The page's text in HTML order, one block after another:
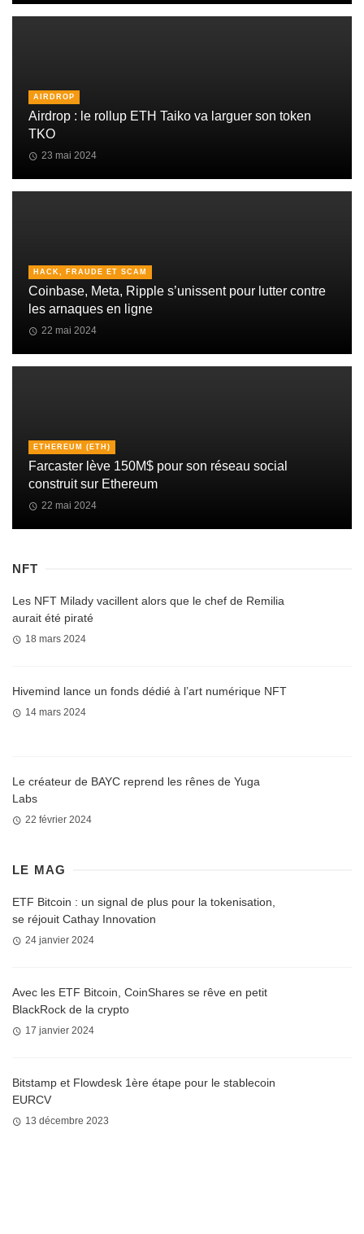
AIRDROP
Airdrop : le rollup ETH Taiko va larguer son token
TKO
23 mai 2024
HACK, FRAUDE ET SCAM
Coinbase, Meta, Ripple s’unissent pour lutter contre
les arnaques en ligne
22 mai 2024
ETHEREUM (ETH)
Farcaster lève 150M$ pour son réseau social
construit sur Ethereum
22 mai 2024
NFT
Les NFT Milady vacillent alors que le chef de Remilia
aurait été piraté
18 mars 2024
Hivemind lance un fonds dédié à l’art numérique NFT
14 mars 2024
Le créateur de BAYC reprend les rênes de Yuga
Labs
22 février 2024
LE MAG
ETF Bitcoin : un signal de plus pour la tokenisation,
se réjouit Cathay Innovation
24 janvier 2024
Avec les ETF Bitcoin, CoinShares se rêve en petit
BlackRock de la crypto
17 janvier 2024
Bitstamp et Flowdesk 1ère étape pour le stablecoin
EURCV
13 décembre 2023